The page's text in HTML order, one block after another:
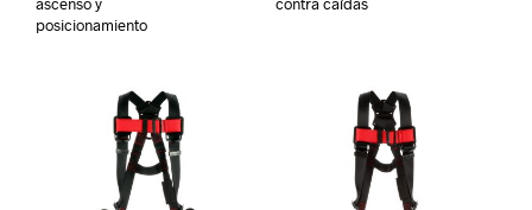
posicionamiento